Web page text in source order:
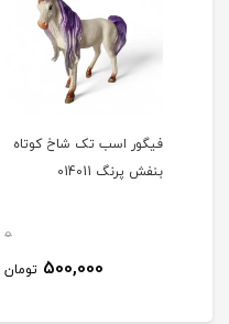
فیگور اسب تک شاخ کوتاه
بنفش پرنگ 014011
0
500,000 تومان